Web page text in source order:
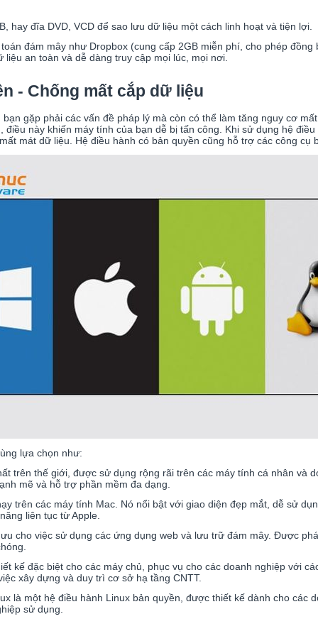
hay đĩa DVD, VCD để sao lưu dữ liệu một cách linh hoạt và tiện lợi.
đám mây như Dropbox (cung cấp 2GB miễn phí, cho phép
an toàn và dễ dàng truy cập mọi lúc, mọi nơi.
- Chống mất cắp dữ liệu
gặp phải các vấn đề pháp lý mà còn có thể làm tăng nguy cơ
này khiến máy tính của bạn dễ bị tấn công. Khi sử dụng hệ
mát dữ liệu. Hệ điều hành có bản quyền cũng hỗ trợ các công
lựa chọn như:
trên thế giới, được sử dụng rộng rãi trên các máy tính cá nhân và
mẽ và hỗ trợ phần mềm đa dạng.
trên các máy tính Mac. Nó nổi bật với giao diện đẹp mắt, dễ sử
liên tục từ Apple.
cho việc sử dụng các ứng dụng web và lưu trữ đám mây. Được
kế đặc biệt cho các máy chủ, phục vụ cho các doanh nghiệp với
xây dựng và duy trì cơ sở hạ tầng CNTT.
là một hệ điều hành Linux bản quyền, được thiết kế dành cho các
sử dụng.